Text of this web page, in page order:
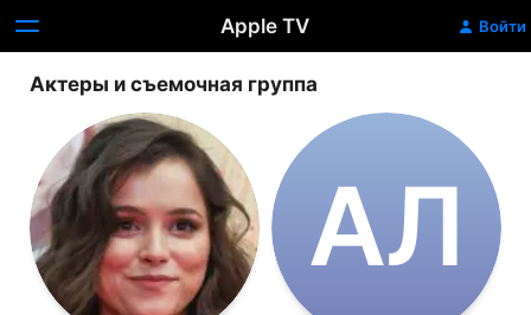
Apple TV Войти
Актеры и съемочная группа
А‌Л